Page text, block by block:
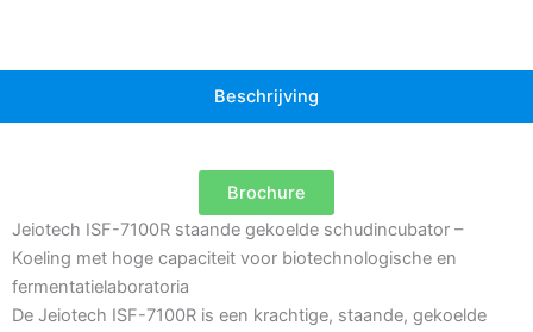
Beschrijving
Brochure
Jeiotech ISF-7100R staande gekoelde schudincubator –
Koeling met hoge capaciteit voor biotechnologische en
fermentatielaboratoria
De Jeiotech ISF-7100R is een krachtige, staande, gekoelde